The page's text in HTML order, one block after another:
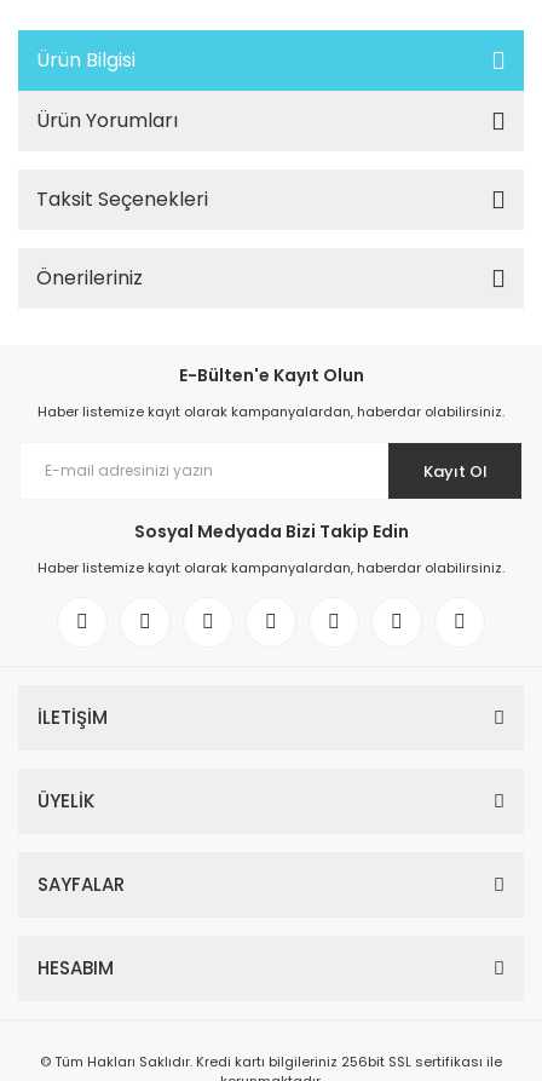
Ürün Bilgisi
Ürün Yorumları
Taksit Seçenekleri
Önerileriniz
E-Bülten'e Kayıt Olun
Haber listemize kayıt olarak kampanyalardan, haberdar olabilirsiniz.
Kayıt Ol
Sosyal Medyada Bizi Takip Edin
Haber listemize kayıt olarak kampanyalardan, haberdar olabilirsiniz.
İLETİŞİM
ÜYELİK
SAYFALAR
HESABIM
© Tüm Hakları Saklıdır. Kredi kartı bilgileriniz 256bit SSL sertifikası ile